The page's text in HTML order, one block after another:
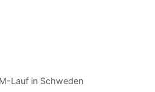
Lauf in Schweden